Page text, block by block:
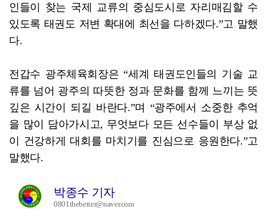
인들이 찾는 국제 교류의 중심도시로 자리매김할 수
있도록 태권도 저변 확대에 최선을 다하겠다.”고 말했
다.
전갑수 광주체육회장은 “세계 태권도인들의 기술 교
류를 넘어 광주의 따뜻한 정과 문화를 함께 느끼는 뜻
깊은 시간이 되길 바란다.”며 “광주에서 소중한 추억
을 많이 담아가시고, 무엇보다 모든 선수들이 부상 없
이 건강하게 대회를 마치기를 진심으로 응원한다.”고
말했다.
박종수 기자
0801thebetter@naver.com